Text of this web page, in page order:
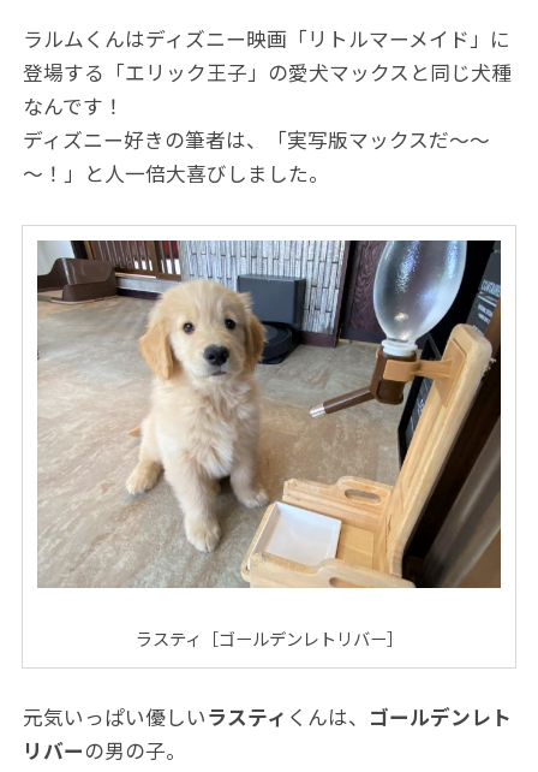
ラルムくんはディズニー映画「リトルマーメイド」に
登場する「エリック王子」の愛犬マックスと同じ犬種
なんです！
ディズニー好きの筆者は、「実写版マックスだ～～
～！」と人一倍大喜びしました。
ラスティ［ゴールデンレトリバー］
元気いっぱい優しい ラスティ くんは、 ゴールデンレト
リバーの男の子。